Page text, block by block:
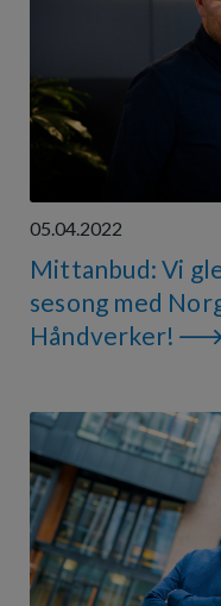
05.04.2022
Mittanbud: Vi
sesong med
Håndverker!